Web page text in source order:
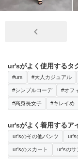
ur'sがよく使用するタ
#urs #大人カジュアル
#シンプルコーデ #オフ
#高身長女子 #キレイめ
ur'sがよく着用するア
ur'sのその他パンツ ur's
ur'sのスカート ur'sのサ